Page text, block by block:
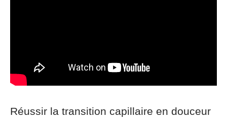
Réussir la transition capillaire en douceur